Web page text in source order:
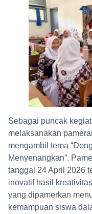
Sebagai puncak
melaksanakan
mengambil tema
Menyenangkan”.
tanggal 24 April 2026
inovatif hasil
yang dipamerkan
kemampuan siswa